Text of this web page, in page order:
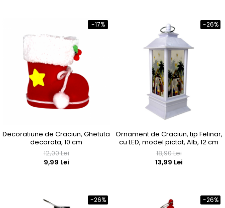
-17%
Decoratiune de Craciun, Ghetuta
decorata, 10 cm
12,00 Lei
9,99 Lei
-26%
Ornament de Craciun, tip Felinar,
cu LED, model pictat, Alb, 12 cm
18,90 Lei
13,99 Lei
-26% -26%